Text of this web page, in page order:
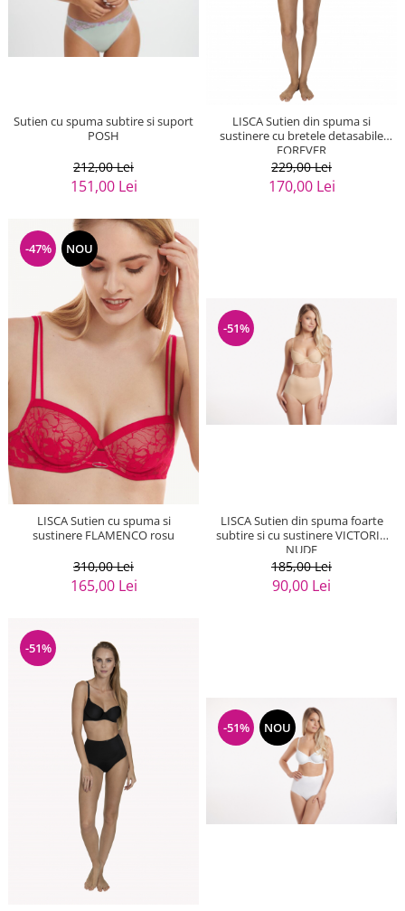
Sutien cu spuma subtire si suport
POSH
212,00 Lei
151,00 Lei
LISCA Sutien din spuma si
sustinere cu bretele detasabile
FOREVER
229,00 Lei
170,00 Lei
-47% NOU
LISCA Sutien cu spuma si
sustinere FLAMENCO rosu
310,00 Lei
165,00 Lei
-51%
LISCA Sutien din spuma foarte
subtire si cu sustinere VICTORIA
NUDE
185,00 Lei
90,00 Lei
-51%
-51% NOU